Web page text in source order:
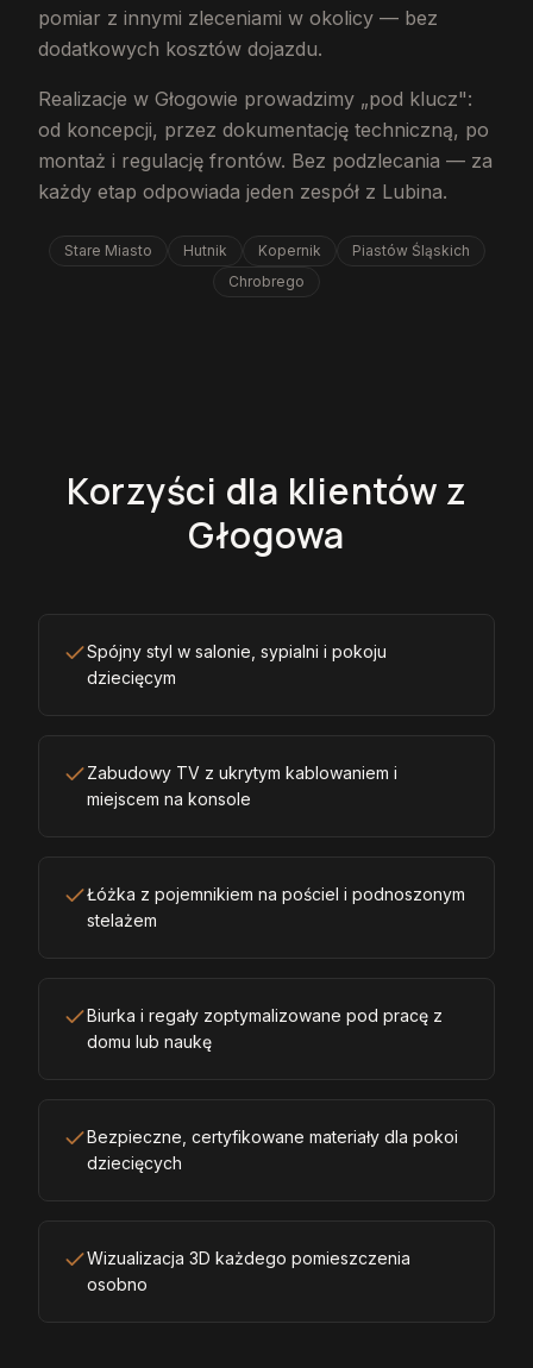
pomiar z innymi zleceniami w okolicy — bez
dodatkowych kosztów dojazdu.
Realizacje w Głogowie prowadzimy „pod klucz":
od koncepcji, przez dokumentację techniczną, po
montaż i regulację frontów. Bez podzlecania — za
każdy etap odpowiada jeden zespół z Lubina.
Stare Miasto Hutnik Kopernik
Piastów Śląskich
Chrobrego
Korzyści dla klientów z
Głogowa
Spójny styl w salonie, sypialni i pokoju
dziecięcym
Zabudowy TV z ukrytym kablowaniem i
miejscem na konsole
Łóżka z pojemnikiem na pościel i podnoszonym
stelażem
Biurka i regały zoptymalizowane pod pracę z
domu lub naukę
Bezpieczne, certyfikowane materiały dla pokoi
dziecięcych
Wizualizacja 3D każdego pomieszczenia
osobno